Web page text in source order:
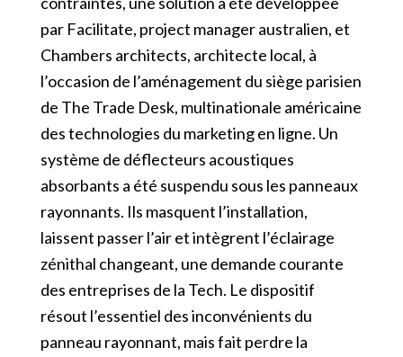
par Facilitate, project manager australien, et
Chambers architects, architecte local, à
l’occasion de l’aménagement du siège parisien
de The Trade Desk, multinationale américaine
des technologies du marketing en ligne. Un
système de déflecteurs acoustiques
absorbants a été suspendu sous les panneaux
rayonnants. Ils masquent l’installation,
laissent passer l’air et intègrent l’éclairage
zénithal changeant, une demande courante
des entreprises de la Tech. Le dispositif
résout l’essentiel des inconvénients du
panneau rayonnant, mais fait perdre la